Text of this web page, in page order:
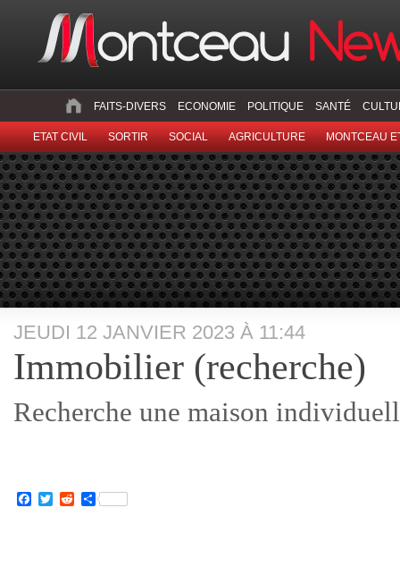
FAITS-DIVERS ECONOMIE POLITIQUE SANTÉ
ETAT CIVIL SORTIR SOCIAL AGRICULTURE MONTCEAU
JEUDI 12 JANVIER 2023 À 11:44
Immobilier (recherche)
Recherche une maison
Facebook
TwitterRedditPartager